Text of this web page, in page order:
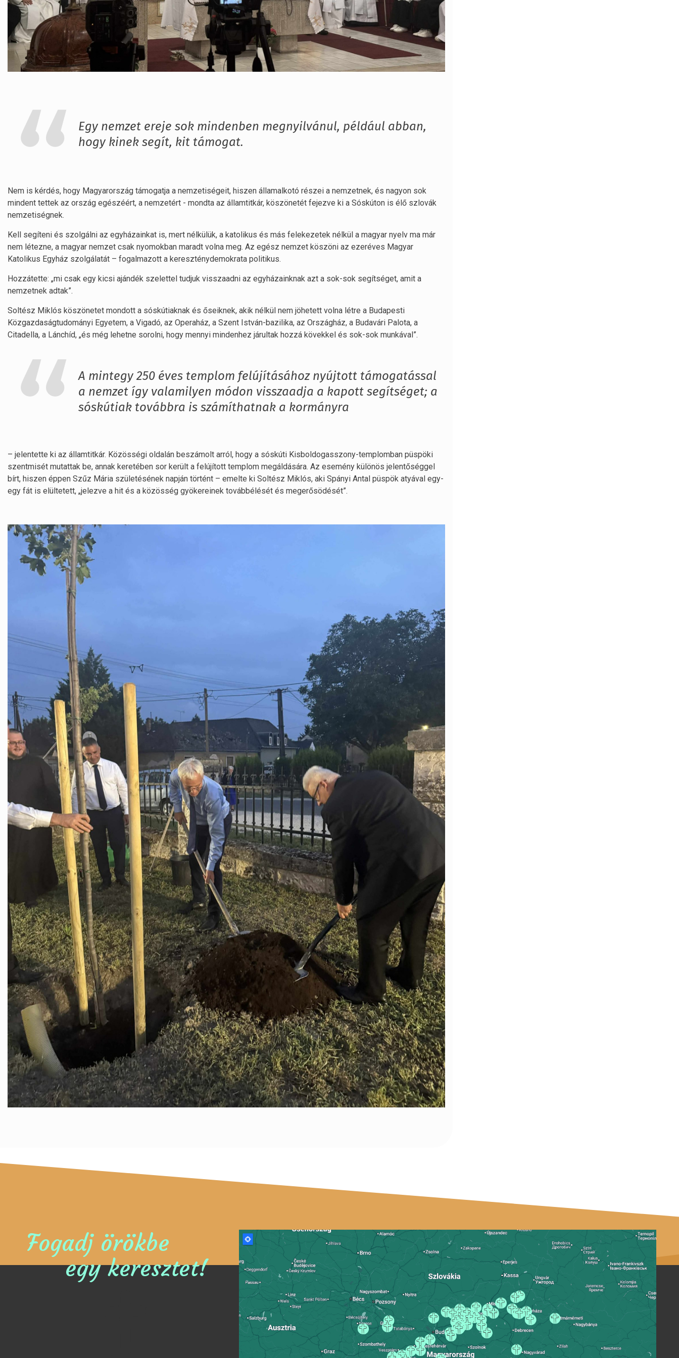
Egy nemzet ereje sok mindenben megnyilvánul, például abban,
hogy kinek segít, kit támogat.
Nem is kérdés, hogy Magyarország támogatja a nemzetiségeit, hiszen államalkotó részei a nemzetnek, és nagyon sok
mindent tettek az ország egészéért, a nemzetért - mondta az államtitkár, köszönetét fejezve ki a Sóskúton is élő szlovák
nemzetiségnek.
Kell segíteni és szolgálni az egyházainkat is, mert nélkülük, a katolikus és más felekezetek nélkül a magyar nyelv ma már
nem létezne, a magyar nemzet csak nyomokban maradt volna meg. Az egész nemzet köszöni az ezeréves Magyar
Katolikus Egyház szolgálatát – fogalmazott a kereszténydemokrata politikus.
Hozzátette: „mi csak egy kicsi ajándék szelettel tudjuk visszaadni az egyházainknak azt a sok-sok segítséget, amit a
nemzetnek adtak”.
Soltész Miklós köszönetet mondott a sóskútiaknak és őseiknek, akik nélkül nem jöhetett volna létre a Budapesti
Közgazdaságtudományi Egyetem, a Vigadó, az Operaház, a Szent István-bazilika, az Országház, a Budavári Palota, a
Citadella, a Lánchíd, „és még lehetne sorolni, hogy mennyi mindenhez járultak hozzá kövekkel és sok-sok munkával”.
A mintegy 250 éves templom felújításához nyújtott támogatással
a nemzet így valamilyen módon visszaadja a kapott segítséget; a
sóskútiak továbbra is számíthatnak a kormányra
– jelentette ki az államtitkár. Közösségi oldalán beszámolt arról, hogy a sóskúti Kisboldogasszony-templomban püspöki
szentmisét mutattak be, annak keretében sor került a felújított templom megáldására. Az esemény különös jelentőséggel
bírt, hiszen éppen Szűz Mária születésének napján történt – emelte ki Soltész Miklós, aki Spányi Antal püspök atyával egy-
egy fát is elültetett, „jelezve a hit és a közösség gyökereinek továbbélését és megerősödését”.
Fogadj örökbe
egy keresztet!